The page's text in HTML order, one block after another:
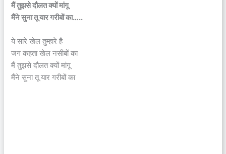
मैं तुझसे दौलत क्यों मांगू
मैंने सुना तू यार गरीबों का…..
ये सारे खेल तुम्हारे है
जग कहता खेल नसीबों का
मैं तुझसे दौलत क्यों मांगू
मैंने सुना तू यार गरीबों का